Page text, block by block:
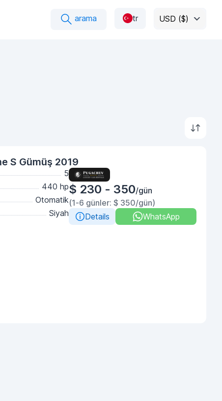
arama tr USD ($)
S Gümüş 2019
5
440 hp
Otomatik
Siyah
$ 230 - 350/gün
(1-6 günler: $ 350/gün)
Details
WhatsApp